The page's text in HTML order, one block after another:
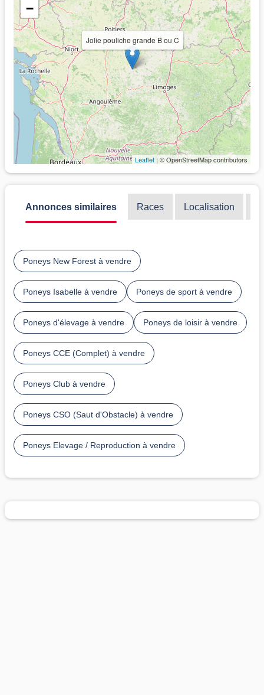
Jolie pouliche grande B ou C
−
Leaflet | © OpenStreetMap contributors
Annonces similaires Races Localisation
Poneys New Forest à vendre
Poneys Isabelle à vendre Poneys de sport à vendre
Poneys d'élevage à vendre Poneys de loisir à vendre
Poneys CCE (Complet) à vendre
Poneys Club à vendre
Poneys CSO (Saut d'Obstacle) à vendre
Poneys Elevage / Reproduction à vendre